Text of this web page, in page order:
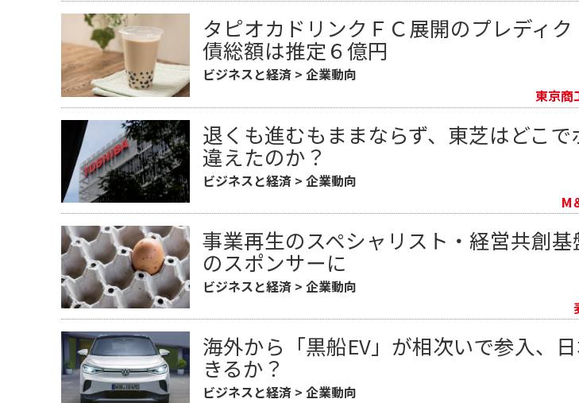
タピオカドリンクＦＣ展開のプレディ
債総額は推定６億円
ビジネスと経済 >企業動向
東京商
退くも進むもままならず、東芝はどこ
違えたのか？
ビジネスと経済 >企業動向
M
事業再生のスペシャリスト・経営共創
のスポンサーに
ビジネスと経済 >企業動向
海外から「黒船EV」が相次いで参入、
きるか？
ビジネスと経済 >企業動向